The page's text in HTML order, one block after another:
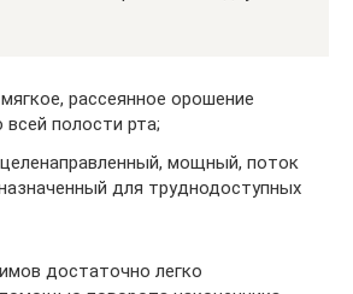
рассеянное орошение
полости рта;
мощный, поток
для труднодоступных
достаточно легко